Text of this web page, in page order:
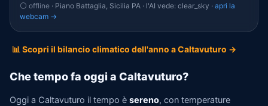
⚪ offline · Piano Battaglia, Sicilia PA · l'AI vede: clear_sky · apri la
webcam →
📊 Scopri il bilancio climatico dell'anno a Caltavuturo →
Che tempo fa oggi a Caltavuturo?
Oggi a Caltavuturo il tempo è sereno, con temperature